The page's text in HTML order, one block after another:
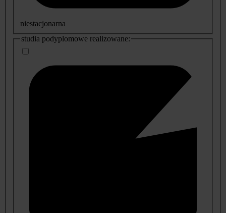
niestacjonarna
studia podyplomowe realizowane: